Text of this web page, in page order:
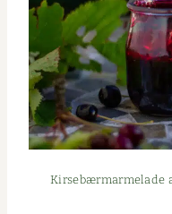
Kirse­bær­marme­lade